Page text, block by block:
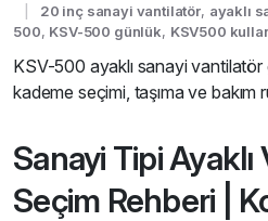
20 inç sanayi vantilatör, ayaklı
500, KSV-500 günlük, KSV500
KSV-500 ayaklı sanayi vantilatör
kademe seçimi, taşıma ve bakım
Sanayi Tipi
Seçim Rehberi |